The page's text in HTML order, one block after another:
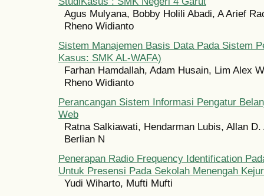
Agus Mulyana, Bobby Holili Abadi, A Arief
Rheno Widianto
Sistem Manajemen Basis Data Pada Sistem
Kasus: SMK AL-WAFA)
Farhan Hamdallah, Adam Husain, Lim Alex
Rheno Widianto
Perancangan Sistem Informasi Pengatur
Web
Ratna Salkiawati, Hendarman Lubis, Allan
Berlian N
Penerapan Radio Frequency Identification
Untuk Presensi Pada Sekolah Menengah
Yudi Wiharto, Mufti Mufti